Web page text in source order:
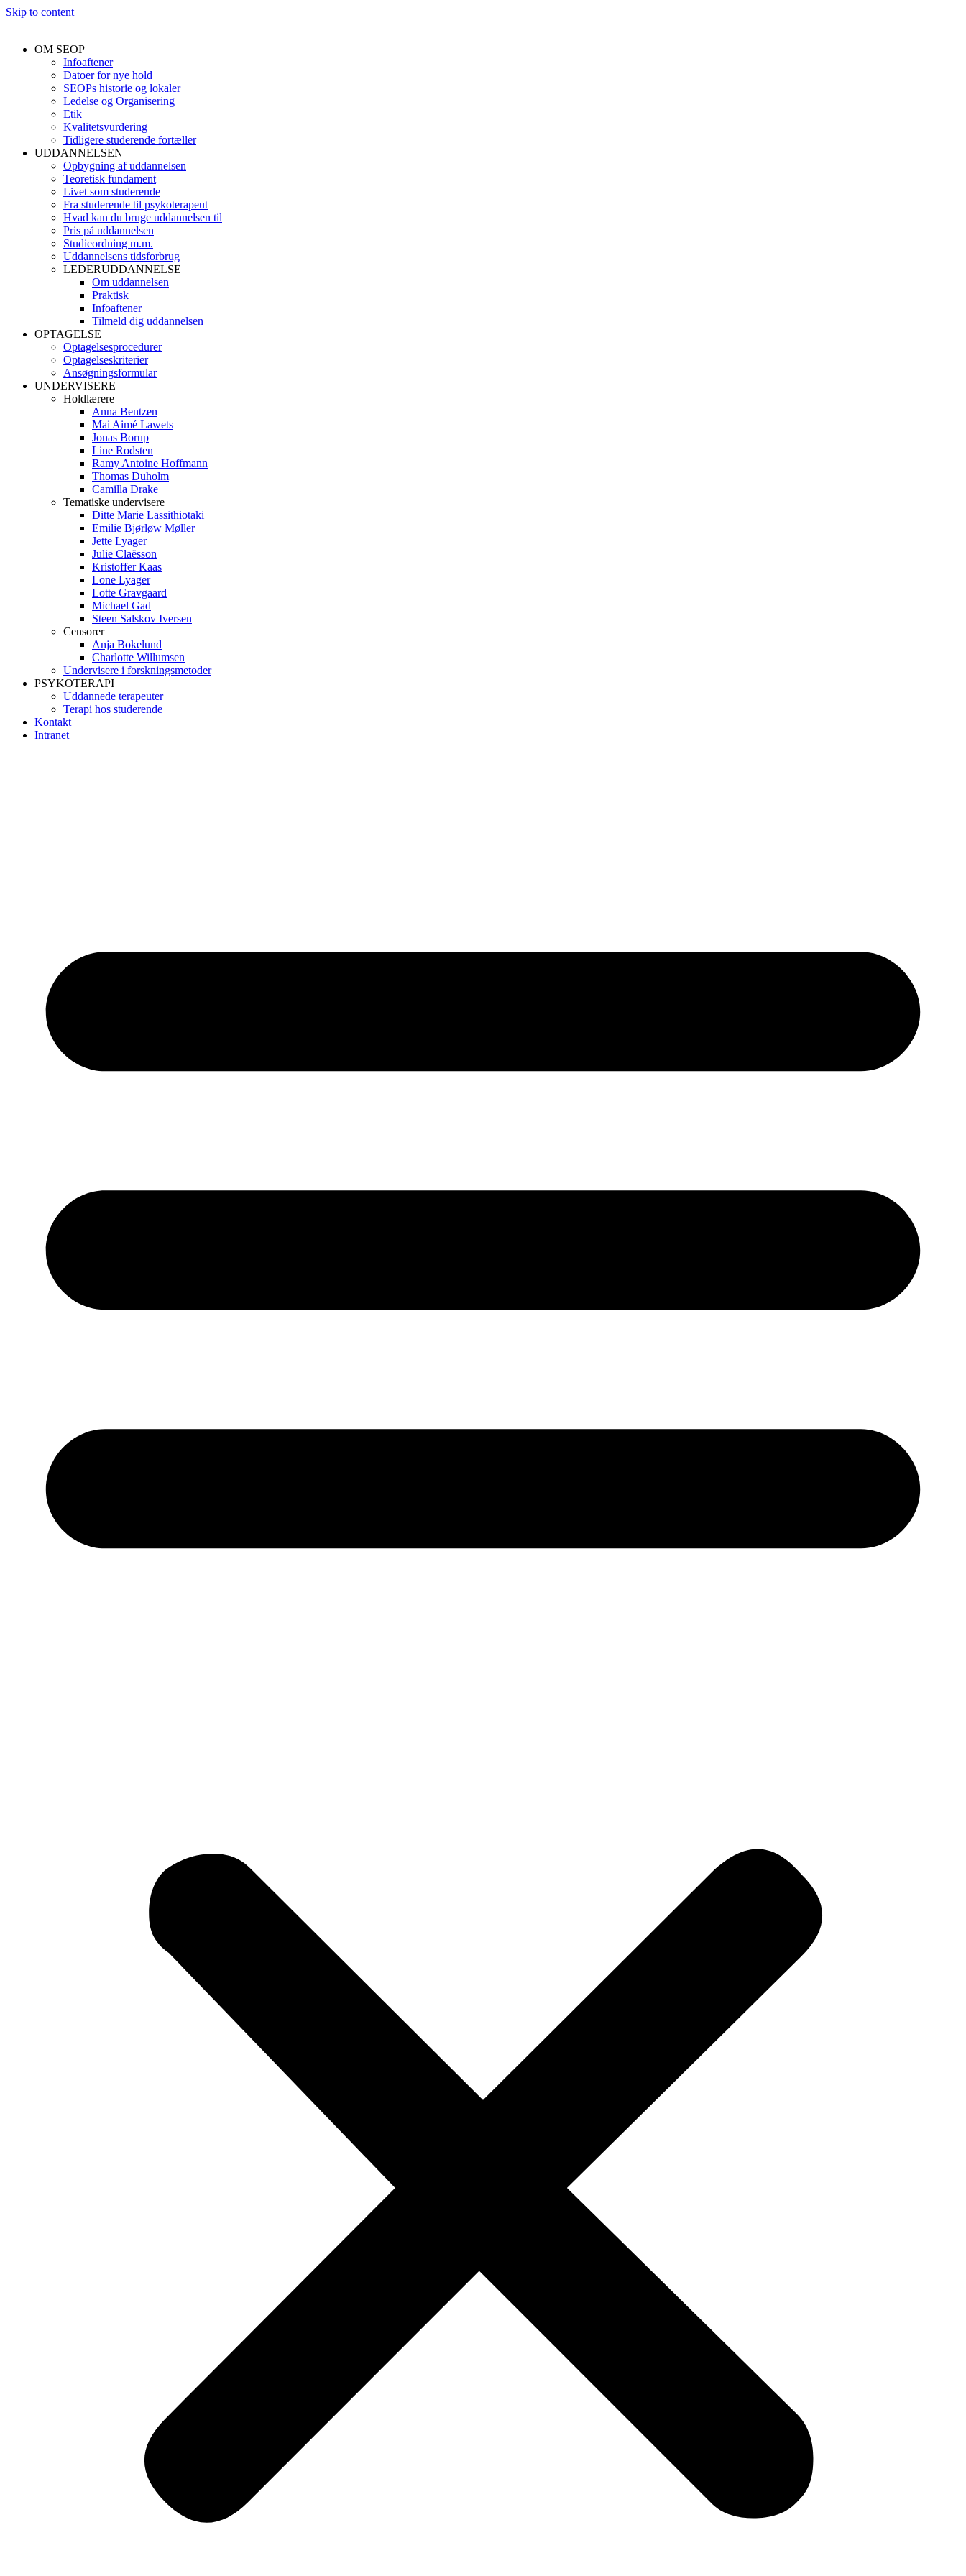
Skip to content
OM SEOP
Infoaftener
Datoer for nye hold
SEOPs historie og lokaler
Ledelse og Organisering
Etik
Kvalitetsvurdering
Tidligere studerende fortæller
UDDANNELSEN
Opbygning af uddannelsen
Teoretisk fundament
Livet som studerende
Fra studerende til psykoterapeut
Hvad kan du bruge uddannelsen til
Pris på uddannelsen
Studieordning m.m.
Uddannelsens tidsforbrug
LEDERUDDANNELSE
Om uddannelsen
Praktisk
Infoaftener
Tilmeld dig uddannelsen
OPTAGELSE
Optagelsesprocedurer
Optagelseskriterier
Ansøgningsformular
UNDERVISERE
Holdlærere
Anna Bentzen
Mai Aimé Lawets
Jonas Borup
Line Rodsten
Ramy Antoine Hoffmann
Thomas Duholm
Camilla Drake
Tematiske undervisere
Ditte Marie Lassithiotaki
Emilie Bjørløw Møller
Jette Lyager
Julie Claësson
Kristoffer Kaas
Lone Lyager
Lotte Gravgaard
Michael Gad
Steen Salskov Iversen
Censorer
Anja Bokelund
Charlotte Willumsen
Undervisere i forskningsmetoder
PSYKOTERAPI
Uddannede terapeuter
Terapi hos studerende
Kontakt
Intranet